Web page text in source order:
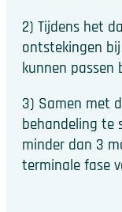
2) Tijdens het
ontstekingen
kunnen passen
3) Samen met
behandeling te
minder dan 3
terminale fase